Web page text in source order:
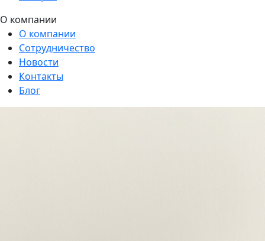
О компании
О компании
Сотрудничество
Новости
Контакты
Блог